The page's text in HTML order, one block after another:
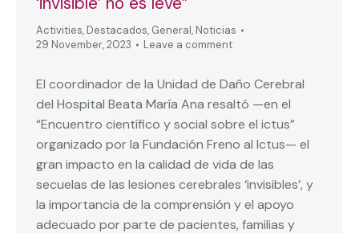
Activities, Destacados, General, Noticias
29 November, 2023
Leave a comment
El coordinador de la Unidad de Daño Cerebral
del Hospital Beata María Ana resaltó —en el
“Encuentro científico y social sobre el ictus”
organizado por la Fundación Freno al Ictus— el
gran impacto en la calidad de vida de las
secuelas de las lesiones cerebrales ‘invisibles’, y
la importancia de la comprensión y el apoyo
adecuado por parte de pacientes, familias y